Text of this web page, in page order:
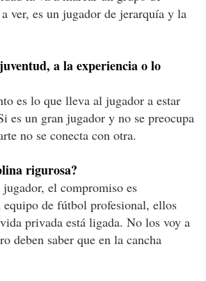
ver, es un jugador de jerarquía y la
a la experiencia o lo
es lo que lleva al jugador a estar
es un gran jugador y no se preocupa
no se conecta con otra.
rigurosa?
el compromiso es
de fútbol profesional, ellos
privada está ligada. No los voy a
deben saber que en la cancha